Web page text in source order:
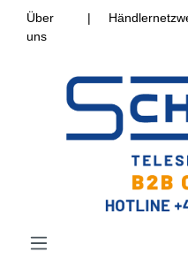
Über
uns
|